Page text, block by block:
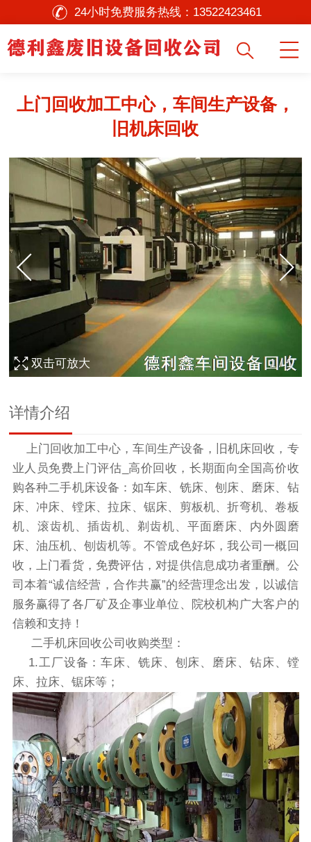
24小时免费服务热线： 13522423461
上门回收加工中心，车间生产设备，
旧机床回收
1/1
双击可放大
详情介绍
上门回收加工中心，车间生产设备，旧机床回收，专
业人员免费上门评估_高价回收，长期面向全国高价收
购各种二手机床设备：如车床、铣床、刨床、磨床、钻
床、冲床、镗床、拉床、锯床、剪板机、折弯机、卷板
机、滚齿机、插齿机、剃齿机、平面磨床、内外圆磨
床、油压机、刨齿机等。不管成色好坏，我公司一概回
收，上门看货，免费评估，对提供信息成功者重酬。公
司本着“诚信经营，合作共赢”的经营理念出发，以诚信
服务赢得了各厂矿及企事业单位、院校机构广大客户的
信赖和支持！
二手机床回收公司收购类型：
1.工厂设备：车床、铣床、刨床、磨床、钻床、镗
床、拉床、锯床等；